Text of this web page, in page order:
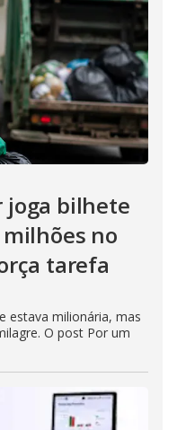
joga bilhete
no
tarefa
estava milionária, mas
O post Por um